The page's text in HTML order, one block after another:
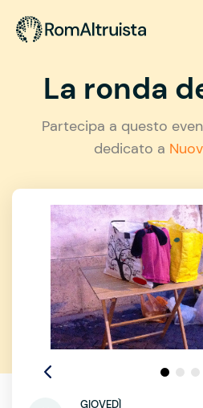
La ronda
Partecipa a questo
dedicato a
GIOVEDÌ